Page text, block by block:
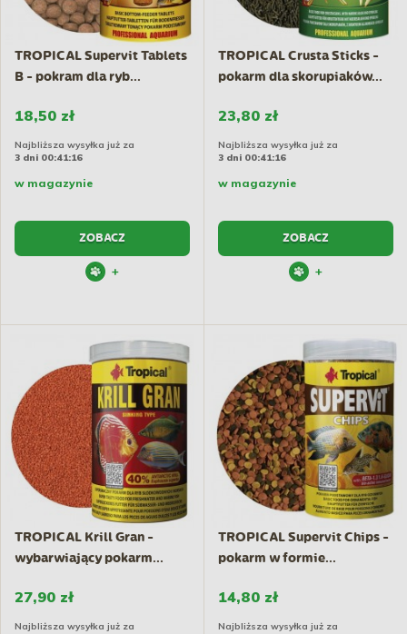
TROPICAL Supervit Tablets
B - pokram dla ryb...
18,50 zł
Najbliższa wysyłka już za
3 dni 00:41:15
w magazynie
ZOBACZ
+
TROPICAL Crusta Sticks -
pokarm dla skorupiaków...
23,80 zł
Najbliższa wysyłka już za
3 dni 00:41:15
w magazynie
ZOBACZ
+
TROPICAL Krill Gran -
wybarwiający pokarm...
27,90 zł
Najbliższa wysyłka już za
TROPICAL Supervit Chips -
pokarm w formie...
14,80 zł
Najbliższa wysyłka już za